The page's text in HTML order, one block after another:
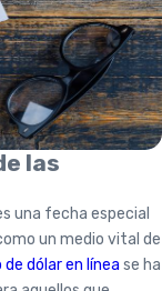
las
una fecha especial
un medio vital de
dólar en línea se ha